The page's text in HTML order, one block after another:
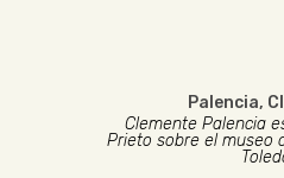
Palencia,
Clemente Palencia
Prieto sobre el museo